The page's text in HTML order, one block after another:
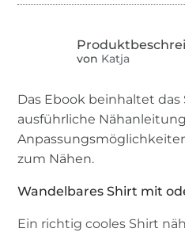
von Katja
Das Ebook beinhaltet
ausführliche
zum Nähen.
Wandelbares Shirt mit
Ein richtig cooles Shirt